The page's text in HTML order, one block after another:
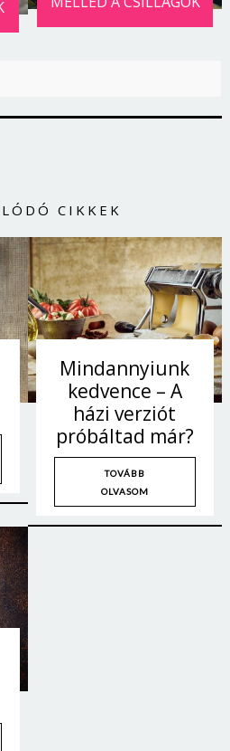
CIKKEK
Mindannyiunk
kedvence – A
házi verziót
próbáltad már?
TOVÁBB
OLVASOM